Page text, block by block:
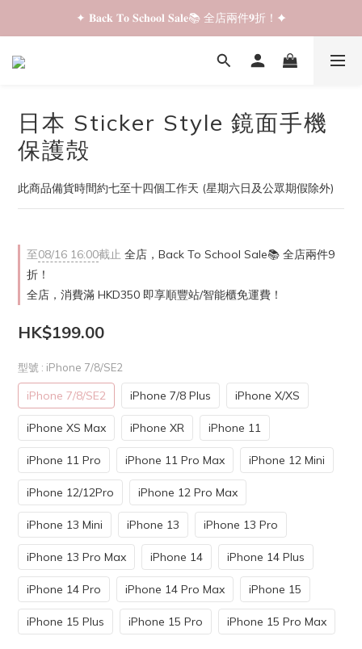
✦ 𝐁𝐚𝐜𝐤 𝐓𝐨 𝐒𝐜𝐡𝐨𝐨𝐥 𝐒𝐚𝐥𝐞📚 全店兩件𝟗折！✦
✦ 𝐁𝐚𝐜𝐤 𝐓𝐨 𝐒𝐜𝐡𝐨𝐨𝐥 𝐒𝐚𝐥𝐞📚 全店兩件𝟗折！✦
✦ 全店購物滿 𝐇𝐊𝐃𝟑𝟓𝟎 即享順豐站/智能櫃免運費！✦
日本 Sticker Style 鏡面手機
保護殻
此商品備貨時間約七至十四個工作天 (星期六日及公眾期假除外)
至08/16 16:00截止 全店，Back To School Sale📚 全店兩件9
折！
全店，消費滿 HKD350 即享順豐站/智能櫃免運費！
HK$199.00
型號 : iPhone 7/8/SE2
iPhone 7/8/SE2 iPhone 7/8 Plus iPhone X/XS
iPhone XS Max iPhone XR iPhone 11
iPhone 11 Pro iPhone 11 Pro Max iPhone 12 Mini
iPhone 12/12Pro iPhone 12 Pro Max
iPhone 13 Mini iPhone 13 iPhone 13 Pro
iPhone 13 Pro Max iPhone 14 iPhone 14 Plus
iPhone 14 Pro iPhone 14 Pro Max iPhone 15
iPhone 15 Plus iPhone 15 Pro iPhone 15 Pro Max